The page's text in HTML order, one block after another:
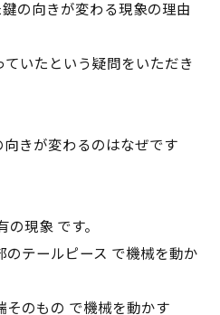
の向きが変わる現象の理由
いたという疑問をいただき
きが変わるのはなぜです
現象 です。
テールピース で機械を動か
のもの で機械を動かす